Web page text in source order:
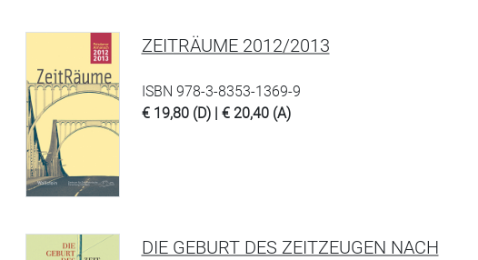
ZEITRÄUME 2012/2013
ISBN 978-3-8353-1369-9
€ 19,80 (D) | € 20,40 (A)
DIE GEBURT DES ZEITZEUGEN NACH